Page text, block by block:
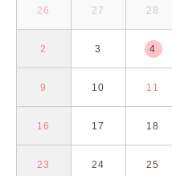
26 27 28
2 3 4
9 10 11
16 17 18
23 24 25